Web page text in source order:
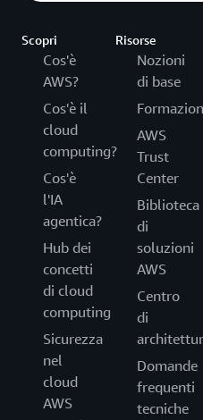
Scopri
Cos'è
AWS?
Cos'è il
cloud
computing?
Cos'è
l'IA
agentica?
Hub dei
concetti
di cloud
computing
Sicurezza
nel
cloud
AWS
Risorse
Nozioni
di base
AWS
Trust
Center
Biblioteca
di
soluzioni
AWS
Centro
di
Domande
frequenti
tecniche